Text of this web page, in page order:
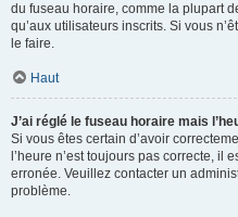
du fuseau horaire, comme la plupart
qu’aux utilisateurs inscrits. Si vous
le faire.
Haut
J’ai réglé le fuseau horaire mais
Si vous êtes certain d’avoir
l’heure n’est toujours pas correcte, il
erronée. Veuillez contacter un
problème.